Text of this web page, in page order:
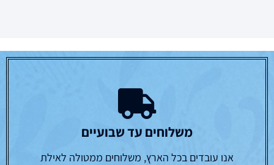
משלוחים עד שבועיים
אנו עובדים בכל הארץ, משלוחים ממטולה לאילת